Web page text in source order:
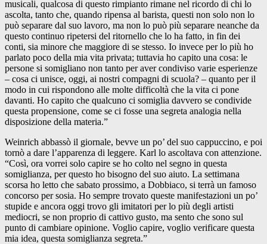
musicali, qualcosa di questo rimpianto rimane nel ricordo di chi lo
ascolta, tanto che, quando ripensa al barista, questi non solo non lo
può separare dal suo lavoro, ma non lo può più separare neanche da
questo continuo ripetersi del ritornello che lo ha fatto, in fin dei
conti, sia minore che maggiore di se stesso. Io invece per lo più ho
parlato poco della mia vita privata; tuttavia ho capito una cosa: le
persone si somigliano non tanto per aver condiviso varie esperienze
– cosa ci unisce, oggi, ai nostri compagni di scuola? – quanto per il
modo in cui rispondono alle molte difficoltà che la vita ci pone
davanti. Ho capito che qualcuno ci somiglia davvero se condivide
questa propensione, come se ci fosse una segreta analogia nella
disposizione della materia.”
Weinrich abbassò il giornale, bevve un po’ del suo cappuccino, e poi
tornò a dare l’apparenza di leggere. Karl lo ascoltava con attenzione.
“Così, ora vorrei solo capire se ho colto nel segno in questa
somiglianza, per questo ho bisogno del suo aiuto. La settimana
scorsa ho letto che sabato prossimo, a Dobbiaco, si terrà un famoso
concorso per sosia. Ho sempre trovato queste manifestazioni un po’
stupide e ancora oggi trovo gli imitatori per lo più degli artisti
mediocri, se non proprio di cattivo gusto, ma sento che sono sul
punto di cambiare opinione. Voglio capire, voglio verificare questa
mia idea, questa somiglianza segreta.”